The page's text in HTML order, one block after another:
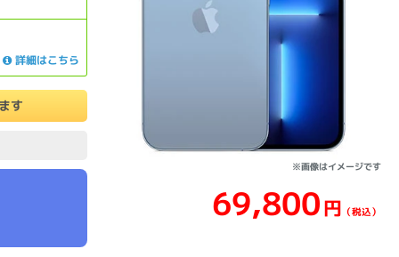
※画像はイメージです
69,800円 （税込）
詳細はこちら
す
PC周辺機器 ソフト